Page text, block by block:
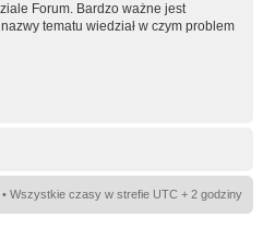
Forum. Bardzo ważne jest
tematu wiedział w czym problem
• Wszystkie czasy w strefie UTC + 2 godziny